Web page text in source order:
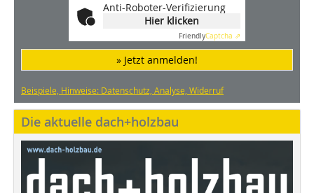
Anti-Roboter-Verifizierung
Hier klicken
FriendlyCaptcha ⇗
» Jetzt anmelden!
Beispiele, Hinweise: Datenschutz, Analyse, Widerruf
Die aktuelle dach+holzbau